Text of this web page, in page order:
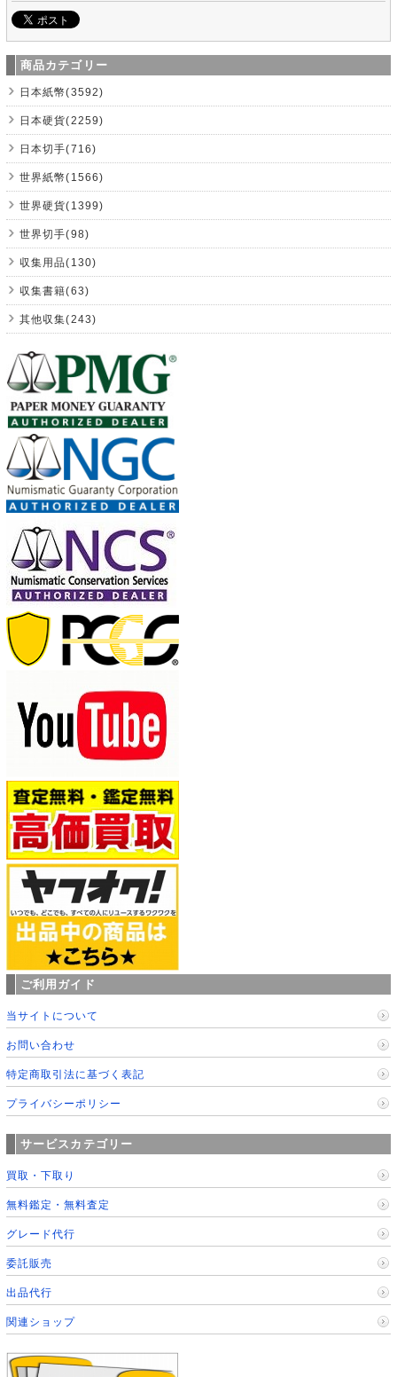
商品カテゴリー
日本紙幣(3592)
日本硬貨(2259)
日本切手(716)
世界紙幣(1566)
世界硬貨(1399)
世界切手(98)
収集用品(130)
収集書籍(63)
其他収集(243)
ご利用ガイド
当サイトについて
お問い合わせ
特定商取引法に基づく表記
プライバシーポリシー
サービスカテゴリー
買取・下取り
無料鑑定・無料査定
グレード代行
委託販売
出品代行
関連ショップ